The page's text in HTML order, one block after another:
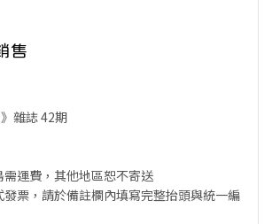
售
雜誌 42期
需運費，其他地區恕不寄送
發票，請於備註欄內填寫完整抬頭與統一編